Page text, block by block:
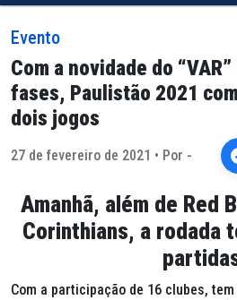
Evento
Com a novidade do
fases, Paulistão 2021
dois jogos
27 de fevereiro de 2021 • Por -
Amanhã, além de Red
Corinthians, a rodada
Com a participação de 16 clubes,